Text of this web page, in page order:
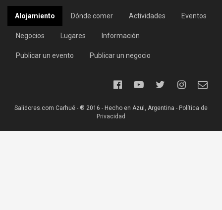
Alojamiento Dónde comer Actividades Eventos
Negocios Lugares Información
Publicar un evento Publicar un negocio
Salidores.com Carhué - ® 2016 - Hecho en Azul, Argentina - Política de
Privacidad